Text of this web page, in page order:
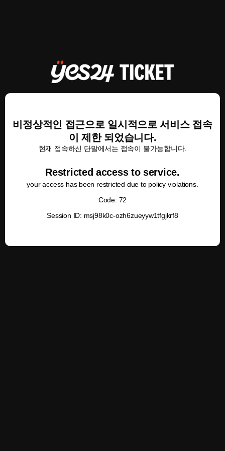
비정상적인 접근으로 일시적으로 서비스 접속
이 제한 되었습니다.
현재 접속하신 단말에서는 접속이 불가능합니다.
Restricted access to service.
your access has been restricted due to policy violations.
Code: 72
Session ID: msj98k0c-ozh6zueyyw1tfgjkrf8